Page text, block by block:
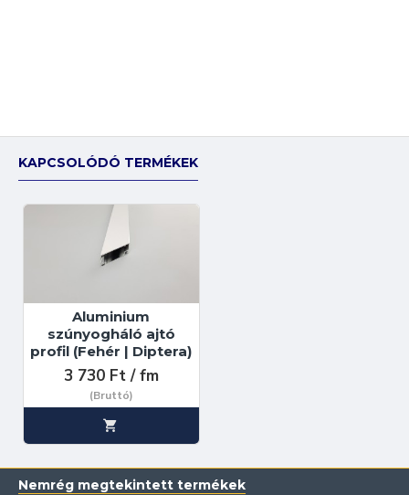
KAPCSOLÓDÓ TERMÉKEK
Aluminium
szúnyogháló ajtó
profil (Fehér | Diptera)
3 730 Ft / fm
(Bruttó)
Nemrég megtekintett termékek